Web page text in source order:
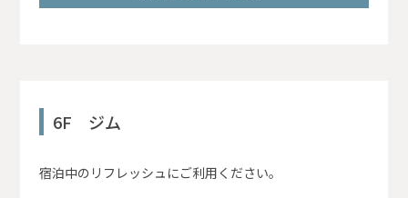
6F ジム
宿泊中のリフレッシュにご利用ください。